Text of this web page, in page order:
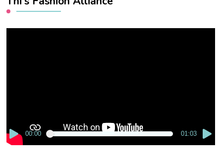
00:00 01:03